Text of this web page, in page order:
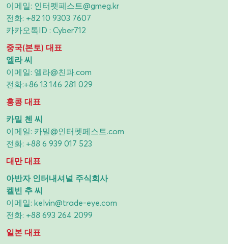
이메일: 인터펫페스트@gmeg.kr
전화: +82 10 9303 7607
카카오톡ID : Cyber712
중국(본토) 대표
엘라 씨
이메일: 엘라@친파.com
전화:+86 13 146 281 029
홍콩 대표
카밀 첸 씨
이메일: 카밀@인터펫페스트.com
전화: +88 6 939 017 523
대만 대표
아반자 인터내셔널 주식회사
켈빈 추 씨
이메일: kelvin@trade-eye.com
전화: +88 693 264 2099
일본 대표